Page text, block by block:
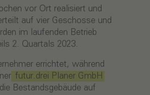
vor Ort realisiert und
auf vier Geschosse und
im laufenden Betrieb
2. Quartals 2023.
errichtet, während
futur.drei Planer GmbH
Bestandsgebäude auf